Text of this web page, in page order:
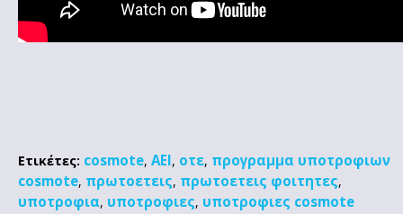
Ετικέτες: cosmote, ΑΕΙ, οτε, προγραμμα υποτροφιων
cosmote, πρωτοετεις, πρωτοετεις φοιτητες,
υποτροφια, υποτροφιες, υποτροφιες cosmote